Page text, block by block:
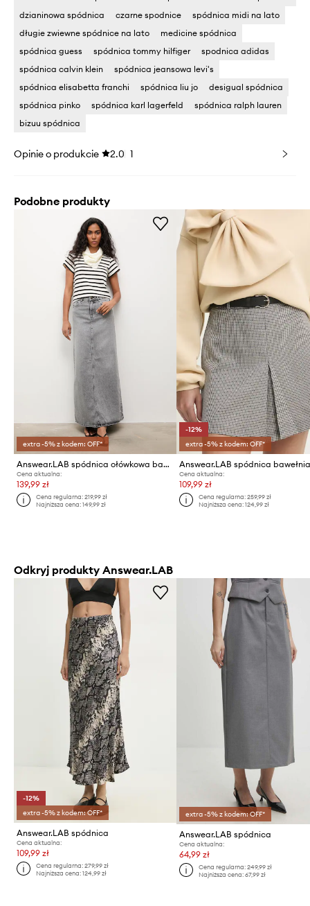
dzianinowa spódnica
czarne spodnice
spódnica midi na lato
długie zwiewne spódnice na lato
medicine spódnica
spódnica guess
spódnica tommy hilfiger
spodnica adidas
spódnica calvin klein
spódnica jeansowa levi's
spódnica elisabetta franchi
spódnica liu jo
desigual spódnica
spódnica pinko
spódnica karl lagerfeld
spódnica ralph lauren
bizuu spódnica
Opinie o produkcie 2.0 1
Podobne produkty
extra -5% z kodem: OFF*
Answear.LAB spódnica ołówkowa bawełniana
Cena aktualna:
139,99 zł
Cena regularna:219,99 zł
Najniższa cena:149,99 zł
-12%
extra -5% z kodem: OFF*
Answear.LAB spódnica
Cena aktualna:
109,99 zł
Cena regularna: 259,99 zł
Najniższa cena: 124,99 zł
Odkryj produkty Answear.LAB
-12%
extra -5% z kodem: OFF*
Answear.LAB spódnica
Cena aktualna:
109,99 zł
Cena regularna:279,99 zł
Najniższa cena:124,99 zł
extra -5% z kodem: OFF*
Answear.LAB spódnica
Cena aktualna:
64,99 zł
Cena regularna: 249,99 zł
Najniższa cena: 67,99 zł